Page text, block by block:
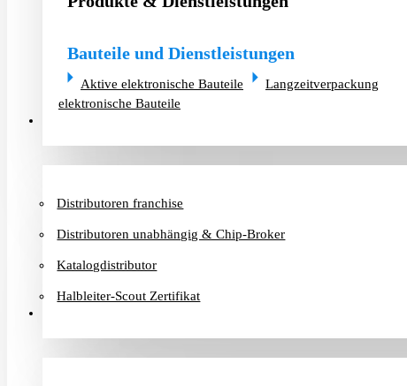
Bauteile und Dienstleistungen
Aktive elektronische Bauteile
Langzeitverpackung
elektronische Bauteile
Distributoren franchise
Distributoren unabhängig & Chip-Broker
Katalogdistributor
Halbleiter-Scout Zertifikat